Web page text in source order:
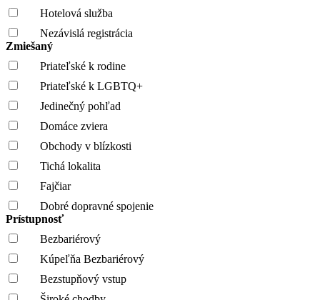
Hotelová služba
Nezávislá registrácia
Zmiešaný
Priateľské k rodine
Priateľské k LGBTQ+
Jedinečný pohľad
Domáce zviera
Obchody v blízkosti
Tichá lokalita
Fajčiar
Dobré dopravné spojenie
Prístupnosť
Bezbariérový
Kúpeľňa Bezbariérový
Bezstupňový vstup